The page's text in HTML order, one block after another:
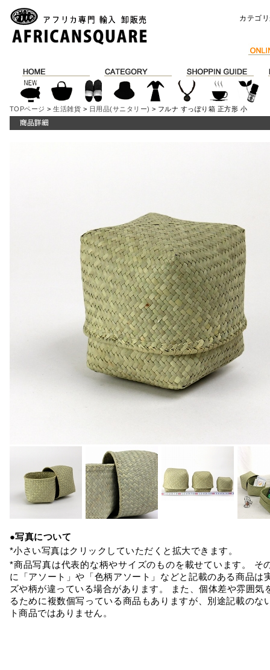
カテゴ
TOPページ >生活雑貨 > 日用品(サニタリー) > フルナ すっぽり箱 正方形 小
●写真について
*小さい写真はクリックしていただくと拡大できます。
*商品写真は代表的な柄やサイズのものを載せています。 そ
に「アソート」や「色柄アソート」などと記載のある商品は
ズや柄が違っている場合があります。 また、個体差や雰囲気
るために複数個写っている商品もありますが、別途記載のな
ト商品ではありません。